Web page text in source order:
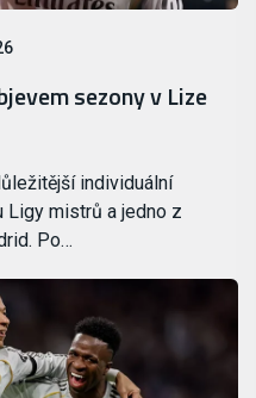
sezony v Lize
individuální
Ligy mistrů a jedno z
Po…